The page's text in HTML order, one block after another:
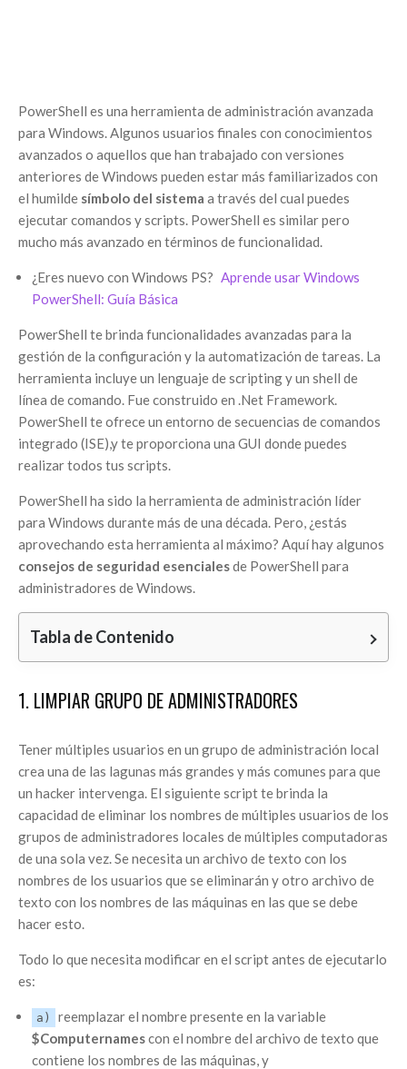
PowerShell es una herramienta de administración avanzada
para Windows. Algunos usuarios finales con conocimientos
avanzados o aquellos que han trabajado con versiones
anteriores de Windows pueden estar más familiarizados con
el humilde símbolo del sistema a través del cual puedes
ejecutar comandos y scripts. PowerShell es similar pero
mucho más avanzado en términos de funcionalidad.
¿Eres nuevo con Windows PS? Aprende usar Windows
PowerShell: Guía Básica
PowerShell te brinda funcionalidades avanzadas para la
gestión de la configuración y la automatización de tareas. La
herramienta incluye un lenguaje de scripting y un shell de
línea de comando. Fue construido en .Net Framework.
PowerShell te ofrece un entorno de secuencias de comandos
integrado (ISE),y te proporciona una GUI donde puedes
realizar todos tus scripts.
PowerShell ha sido la herramienta de administración líder
para Windows durante más de una década. Pero, ¿estás
aprovechando esta herramienta al máximo? Aquí hay algunos
consejos de seguridad esencialesde PowerShell para
administradores de Windows.
Tabla de Contenido
1. LIMPIAR GRUPO DE ADMINISTRADORES
Tener múltiples usuarios en un grupo de administración local
crea una de las lagunas más grandes y más comunes para que
un hacker intervenga. El siguiente script te brinda la
capacidad de eliminar los nombres de múltiples usuarios de los
grupos de administradores locales de múltiples computadoras
de una sola vez. Se necesita un archivo de texto con los
nombres de los usuarios que se eliminarán y otro archivo de
texto con los nombres de las máquinas en las que se debe
hacer esto.
Todo lo que necesita modificar en el script antes de ejecutarlo
es:
a)
reemplazar el nombre presente en la variable
$Computernamescon el nombre del archivo de texto que
contiene los nombres de las máquinas, y